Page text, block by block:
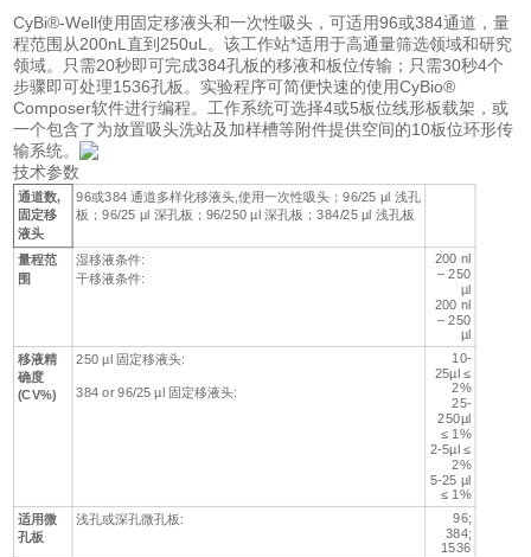
CyBi®-Well使用固定移液头和一次性吸头，可适用96或384通道，量
程范围从200nL直到250uL。该工作站*适用于高通量筛选领域和研究
领域。只需20秒即可完成384孔板的移液和板位传输；只需30秒4个
步骤即可处理1536孔板。实验程序可简便快速的使用CyBio®
Composer软件进行编程。工作系统可选择4或5板位线形板载架，或
一个包含了为放置吸头洗站及加样槽等附件提供空间的10板位环形传
输系统。
技术参数
通道数,
固定移
液头
96或384 通道多样化移液头,使用一次性吸头；96/25 µl 浅孔
板；96/25 µl 深孔板；96/250 µl 深孔板；384/25 µl 浅孔板
量程范
围
湿移液条件:
干移液条件:
200 nl
– 250
µl
200 nl
– 250
µl
移液精
确度
(CV%)
250 µl 固定移液头:
384 or 96/25 µl 固定移液头:
10-
25µl ≤
2%
25-
250µl
≤ 1%
2-5µl ≤
2%
5-25 µl
≤ 1%
适用微
孔板
浅孔或深孔微孔板:
96;
384;
1536